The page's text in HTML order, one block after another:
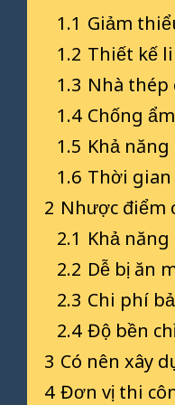
1.1 Giảm
1.2 Thiết kế
1.3 Nhà thép
1.4 Chống
1.5 Khả
1.6 Thời
2 Nhược điểm
2.1 Khả
2.2 Dễ bị ăn
2.3 Chi phí
2.4 Độ bền
3 Có nên xây
4 Đơn vị thi